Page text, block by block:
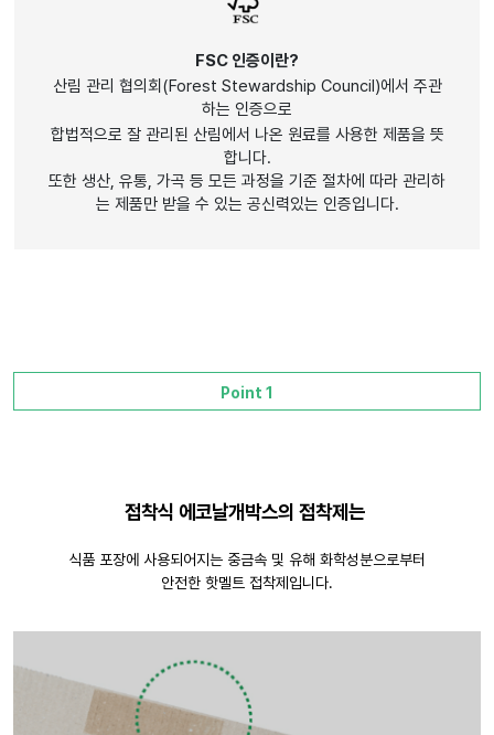
FSC 인증이란?
산림 관리 협의회(Forest Stewardship Council)에서 주관
하는 인증으로
합법적으로 잘 관리된 산림에서 나온 원료를 사용한 제품을 뜻
합니다.
또한 생산, 유통, 가곡 등 모든 과정을 기준 절차에 따라 관리하
는 제품만 받을 수 있는 공신력있는 인증입니다.
Point 1
접착식 에코날개박스의 접착제는
식품 포장에 사용되어지는 중금속 및 유해 화학성분으로부터
안전한 핫멜트 접착제입니다.